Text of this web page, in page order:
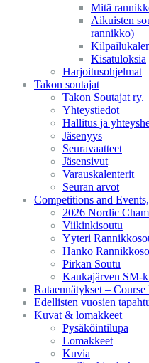
Mitä
Aikuisten
rannikko)
Kisatuloksia
Harjoitusohjelmat
Takon soutajat
Takon Soutajat ry.
Yhteystiedot
Hallitus ja
Jäsenyys
Seuravaatteet
Jäsensivut
Varauskalenterit
Seuran arvot
Competitions and
2026 Nordic
Viikinkisoutu
Yyteri
Hanko
Pirkan Soutu
Kaukajärven SM-
Rataennätykset – Course
Edellisten vuosien
Kuvat & lomakkeet
Pysäköintilupa
Lomakkeet
Kuvia